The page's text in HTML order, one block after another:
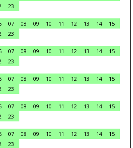
23
07 08 09 10 11 12 13 14
15
23
07 08 09 10 11 12 13 14
15
23
07 08 09 10 11 12 13 14
15
23
07 08 09 10 11 12 13 14
15
23
07 08 09 10 11 12 13 14
15
23